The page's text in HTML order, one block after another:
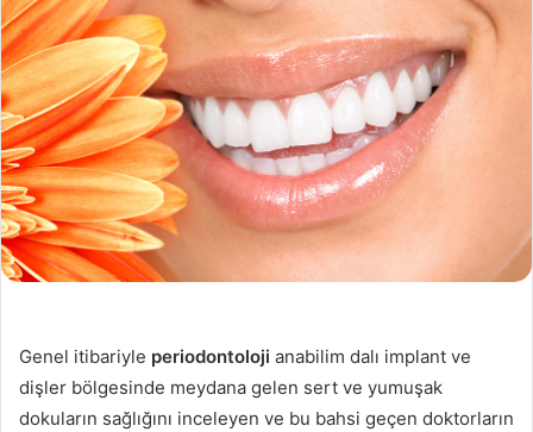
Genel itibariyle periodontoloji anabilim dalı implant ve
dişler bölgesinde meydana gelen sert ve yumuşak
dokuların sağlığını inceleyen ve bu bahsi geçen doktorların